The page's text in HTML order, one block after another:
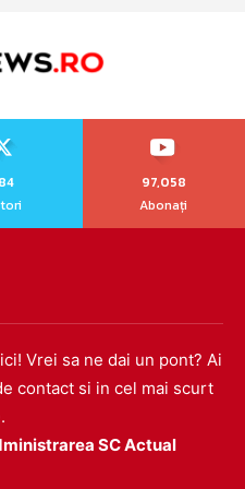
97,058
Abonați
Vrei sa ne dai un pont? Ai
contact si in cel mai scurt
SC Actual